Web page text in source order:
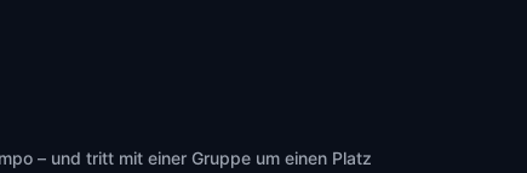
– und tritt mit einer Gruppe um einen Platz